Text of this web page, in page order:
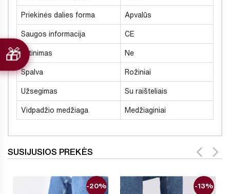
Priekinės dalies forma Apvalūs
Saugos informacija CE
Šiltinimas Ne
Spalva Rožiniai
Užsegimas Su raišteliais
Vidpadžio medžiaga Medžiaginiai
SUSIJUSIOS PREKĖS
-20% -13%